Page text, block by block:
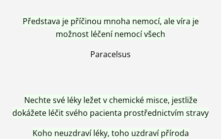
Představa je příčinou mnoha nemocí, ale víra je
možnost léčení nemocí všech
Paracelsus
Nechte své léky ležet v chemické misce, jestliže
dokážete léčit svého pacienta prostřednictvím stravy
Koho neuzdraví léky, toho uzdraví příroda